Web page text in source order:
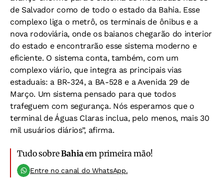
de Salvador como de todo o estado da Bahia. Esse
complexo liga o metrô, os terminais de ônibus e a
nova rodoviária, onde os baianos chegarão do interior
do estado e encontrarão esse sistema moderno e
eficiente. O sistema conta, também, com um
complexo viário, que integra as principais vias
estaduais: a BR-324, a BA-528 e a Avenida 29 de
Março. Um sistema pensado para que todos
trafeguem com segurança. Nós esperamos que o
terminal de Águas Claras inclua, pelo menos, mais 30
mil usuários diários”, afirma.
Tudo sobreBahiaem primeira mão!
Entre no canal do WhatsApp.